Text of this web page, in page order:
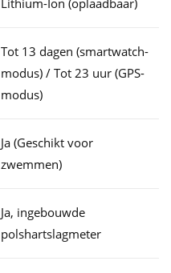
Lithium-Ion (oplaadbaar)
Tot 13 dagen (smartwatch-
modus) / Tot 23 uur (GPS-
modus)
Ja (Geschikt voor
zwemmen)
Ja, ingebouwde
polshartslagmeter